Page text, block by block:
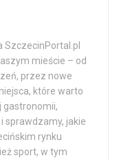
SzczecinPortal.pl
mieście – od
przez nowe
które warto
gastronomii,
sprawdzamy, jakie
rynku
sport, w tym